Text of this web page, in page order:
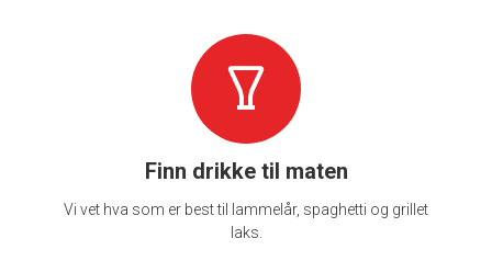
Finn drikke til maten
Vi vet hva som er best til lammelår, spaghetti og grillet
laks.